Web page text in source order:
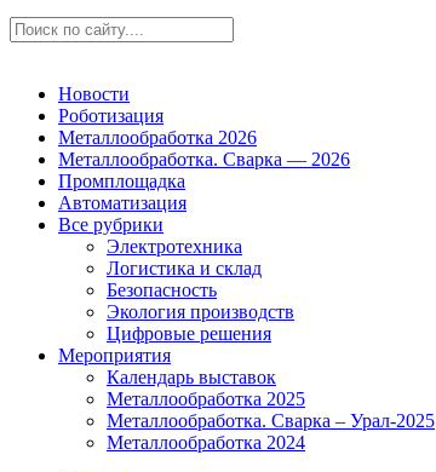
Новости
Роботизация
Металлообработка 2026
Металлообработка. Сварка — 2026
Промплощадка
Автоматизация
Все рубрики
Электротехника
Логистика и склад
Безопасность
Экология производств
Цифровые решения
Мероприятия
Календарь выставок
Металлообработка 2025
Металлообработка. Сварка – Урал-2025
Металлообработка 2024